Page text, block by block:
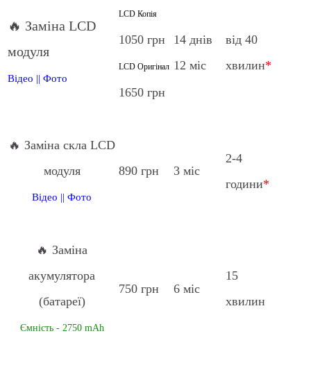
🔥 Заміна LCD
модуля
Відео || Фото
LCD Копія
1050 грн
LCD Оригінал
1650 грн
14 днів
12 міс
від 40
хвилин*
🔥 Заміна скла LCD
модуля
Відео || Фото
890 грн 3 міс
2-4
години*
🔥 Заміна
акумулятора
(батареї)
Ємність - 2750 mAh
750 грн 6 міс
15
хвилин